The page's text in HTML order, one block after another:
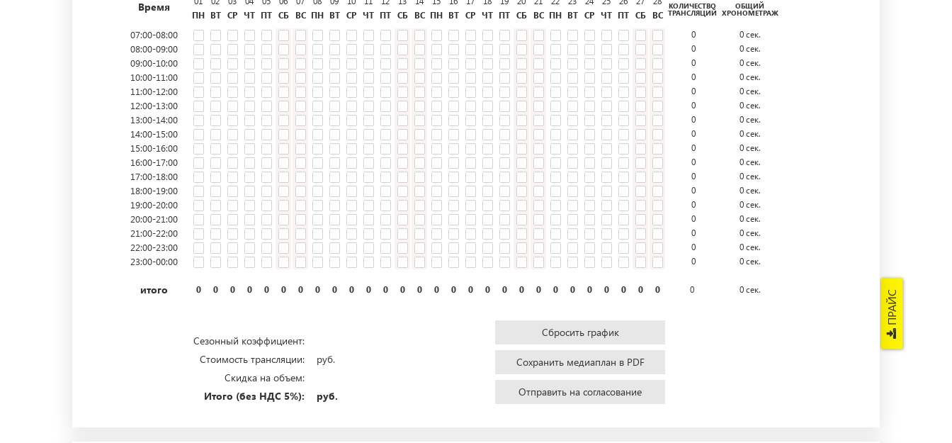
ПРАЙС
Время
ПН ВТ СР ЧТ ПТ СБ
ВС ПН ВТ СР ЧТ ПТ СБ
ВС ПН ВТ СР ЧТ ПТ СБ
ВС ПН ВТ СР ЧТ ПТ СБ
ВС
КОЛИЧЕСТВО
ТРАНСЛЯЦИЙ
ОБЩИЙ
ХРОНОМЕТРАЖ
07:00-08:00 0 0сек.
08:00-09:00 0 0сек.
09:00-10:00 0 0сек.
10:00-11:00 0 0сек.
11:00-12:00 0 0сек.
12:00-13:00 0 0сек.
13:00-14:00 0 0сек.
14:00-15:00 0 0сек.
15:00-16:00 0 0сек.
16:00-17:00 0 0сек.
17:00-18:00 0 0сек.
18:00-19:00 0 0сек.
19:00-20:00 0 0сек.
20:00-21:00 0 0сек.
21:00-22:00 0 0сек.
22:00-23:00 0 0сек.
23:00-00:00 0 0сек.
итого 0 0 0 0 0 0 0 0 0 0 0 0 0 0 0 0 0 0 0 0 0 0 0 0 0 0 0 0 0 0сек.
Сезонный коэффициент:
Стоимость трансляции:
руб.
Скидка на объем:
Итого (без НДС 5%):
руб.
Сбросить график
Сохранить медиаплан в PDF
Отправить на согласование